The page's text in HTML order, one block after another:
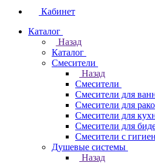
Кабинет
Каталог
Назад
Каталог
Смесители
Назад
Смесители
Смесители для
Смесители для
Смесители для
Смесители для
Смесители с
Душевые системы
Назад